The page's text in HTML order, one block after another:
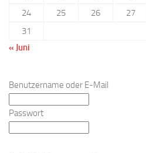
24
25 26 27
31
« Juni
Benutzername oder E-Mail
Passwort